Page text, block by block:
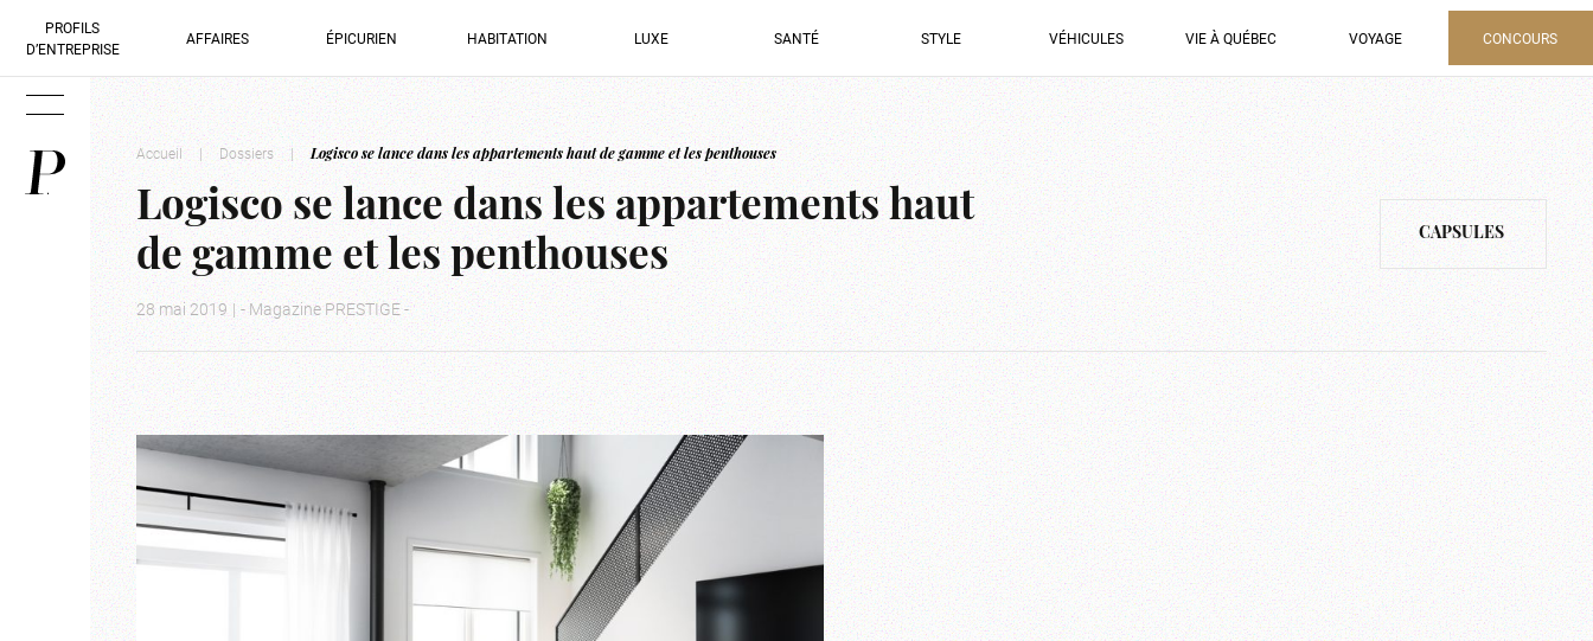
PROFILS
D’ENTREPRISE
AFFAIRES ÉPICURIEN HABITATION LUXE SANTÉ STYLE VÉHICULES VIE À QUÉBEC VOYAGE CONCOURS
Accueil | Dossiers | Logisco se lance dans les appartements haut de gamme et les penthouses
Logisco se lance dans les appartements haut
de gamme et les penthouses
28 mai 2019 | - Magazine PRESTIGE -
CAPSULES